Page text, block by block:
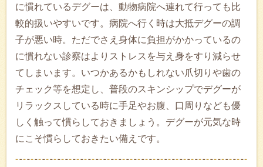
に慣れているデグーは、動物病院へ連れて行っても比
較的扱いやすいです。病院へ行く時は大抵デグーの調
子が悪い時。ただでさえ身体に負担がかかっているの
に慣れない診察はよりストレスを与え身をすり減らせ
てしまいます。いつかあるかもしれない爪切りや歯の
チェック等を想定し、普段のスキンシップでデグーが
リラックスしている時に手足やお腹、口周りなども優
しく触って慣らしておきましょう。デグーが元気な時
にこそ慣らしておきたい備えです。